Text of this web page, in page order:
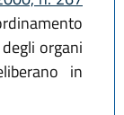
organi
in